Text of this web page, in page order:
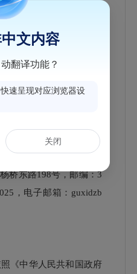
）有关规定编制。报告
府信息情况”“收到和处
府信息公开行政复议、
题及改进情况”“其他需
。本报告中所列数据的
年12月31日。本报
户网站”（http://www.g
档案馆，欢迎查阅。对
鼓西街道办事处联系
桥东路198号，邮编：3
，电子邮箱：guxidzb
《中华人民共和国政府
文内容
翻译功能？
速呈现对应浏览器设
关闭